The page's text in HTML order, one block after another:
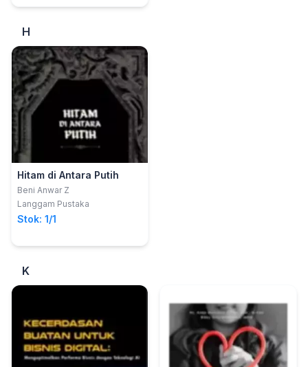
H
Hitam di Antara Putih
Beni Anwar Z
Langgam Pustaka
Stok: 1/1
K